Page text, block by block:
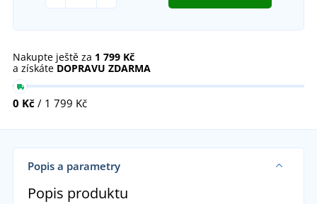
Nakupte ještě za 1 799 Kč
a získáte DOPRAVU ZDARMA
0 Kč / 1 799 Kč
Popis a parametry
Popis produktu